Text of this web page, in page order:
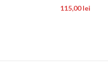
115,00lei